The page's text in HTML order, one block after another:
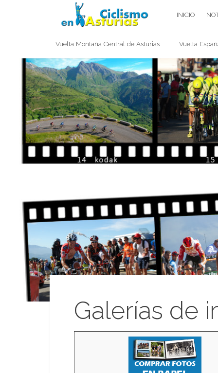
CICLISMO EN ASTURIAS INICIO
Vuelta Montaña Central de Asturias Vuelta
Galerías de